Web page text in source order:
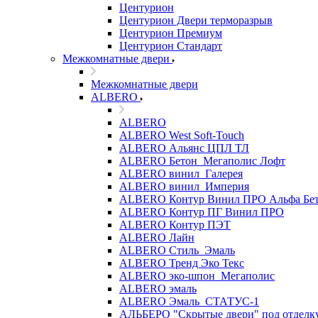
Центурион
Центурион Двери терморазрыв
Центурион Премиум
Центурион Стандарт
Межкомнатные двери
Межкомнатные двери
ALBERO
ALBERO
ALBERO West Soft-Touch
ALBERO Альянс ЦПЛ ТЛ
ALBERO Бетон_Мегаполис Лофт
ALBERO винил_Галерея
ALBERO винил_Империя
ALBERO Контур Винил ПРО Альфа
ALBERO Контур ПГ Винил ПРО
ALBERO Контур ПЭТ
ALBERO Лайн
ALBERO Стиль_Эмаль
ALBERO Тренд Эко Текс
ALBERO эко-шпон_Мегаполис
ALBERO эмаль
ALBERO Эмаль_СТАТУС-1
АЛЬБЕРО "Скрытые двери" под